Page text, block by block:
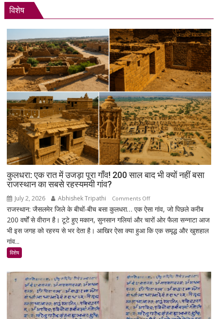
ऐतिहासिक
स्पेसवॉक:
6.5
घंटे
अंतरिक्ष
में
किया
बड़ा
मिशन,
स्पेस
स्टेशन
की
बिजली
क्षमता
विशेष
कुलधरा: एक रात में उजड़ा पूरा गाँव! 200 साल बाद भी क्यों नहीं बसा
राजस्थान का सबसे रहस्यमयी गांव?
July 2, 2026 Abhishek Tripathi Comments Offon
कुलधरा:
एक
रात
गाँव!
200
साल
बाद
भी
राजस्थान: जैसलमेर जिले के बीचों-बीच बसा कुलधरा… एक ऐसा गांव, जो पिछले करीब
200 वर्षों से वीरान है। टूटे हुए मकान, सुनसान गलियां और चारों ओर फैला सन्नाटा आज
भी इस जगह को रहस्य से भर देता है। आखिर ऐसा क्या हुआ कि एक समृद्ध और खुशहाल
गांव...
विशेष